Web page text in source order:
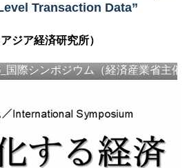
Transaction Data”
ジア経済研究所）